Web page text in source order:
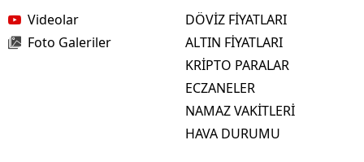
Videolar
Foto Galeriler
DÖVİZ FİYATLARI
ALTIN FİYATLARI
KRİPTO PARALAR
ECZANELER
NAMAZ VAKİTLERİ
HAVA DURUMU